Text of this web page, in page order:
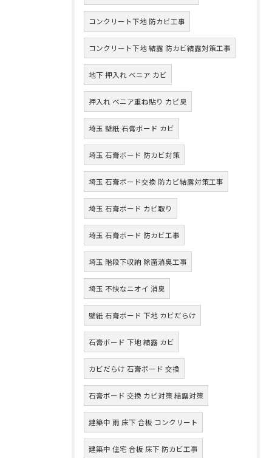
コンクリート下地 防カビ工事
コンクリート下地 結露 防カビ結露対策工事
地下 押入れ ベニア カビ
押入れ ベニア重ね貼り カビ臭
埼玉 壁紙 石膏ボード カビ
埼玉 石膏ボード 防カビ対策
埼玉 石膏ボード交換 防カビ結露対策工事
埼玉 石膏ボード カビ取り
埼玉 石膏ボード 防カビ工事
埼玉 階段下収納 除菌消臭工事
埼玉 不快なニオイ 消臭
壁紙 石膏ボード 下地 カビだらけ
石膏ボード 下地 結露 カビ
カビだらけ 石膏ボード 交換
石膏ボード 交換 カビ対策 結露対策
建築中 雨 床下 合板 コンクリート
建築中 住宅 合板 床下 防カビ工事